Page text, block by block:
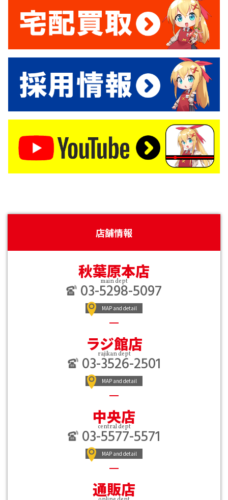
店舗情報
秋葉原本店
main dept
03-5298-5097
MAP and detail
ラジ館店
rajikan dept
03-3526-2501
MAP and detail
中央店
central dept
03-5577-5571
MAP and detail
通販店